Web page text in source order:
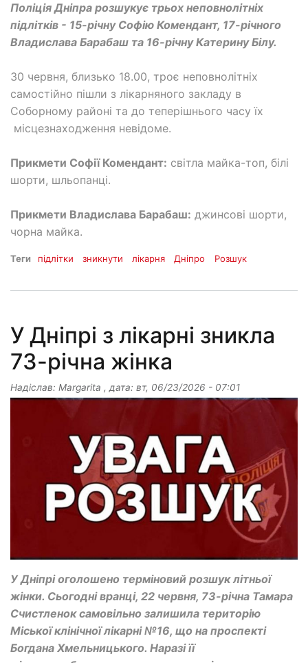
Поліція Дніпра розшукує трьох неповнолітніх
підлітків - 15-річну Софію Комендант, 17-річного
Владислава Барабаш та 16-річну Катерину Білу.
30 червня, близько 18.00, троє неповнолітніх
самостійно пішли з лікарняного закладу в
Соборному районі та до теперішнього часу їх
місцезнаходження невідоме.
Прикмети Софії Комендант: світла майка-топ, білі
шорти, шльопанці.
Прикмети Владислава Барабаш: джинсові шорти,
чорна майка.
Теги підлітки зникнути лікарня Дніпро Розшук
У Дніпрі з лікарні зникла
73-річна жінка
Надіслав: Margarita , дата: вт, 06/23/2026 - 07:01
У Дніпрі оголошено терміновий розшук літньої
жінки. Сьогодні вранці, 22 червня, 73-річна Тамара
Счистленок самовільно залишила територію
Міської клінічної лікарні №16, що на проспекті
Богдана Хмельницького. Наразі її